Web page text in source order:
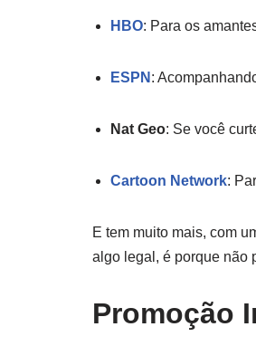
HBO: Para os
ESPN :
Nat Geo: Se você
Cartoon Network:
E tem muito mais, com
algo legal, é porque não
Promoção